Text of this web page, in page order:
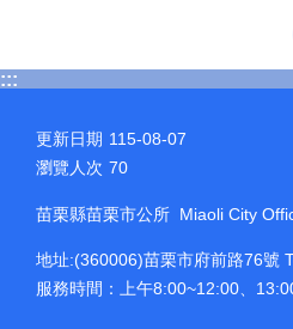
:::
更新日期 115-08-07
瀏覽人次 70
苗栗縣苗栗市公所 Miaoli City
地址:(360006)苗栗市府前路76號
服務時間：上午8:00~12:00、